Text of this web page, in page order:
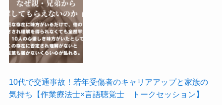
10代で交通事故！若年受傷者のキャリアアップと家族の
気持ち【作業療法士×言語聴覚士 トークセッション】